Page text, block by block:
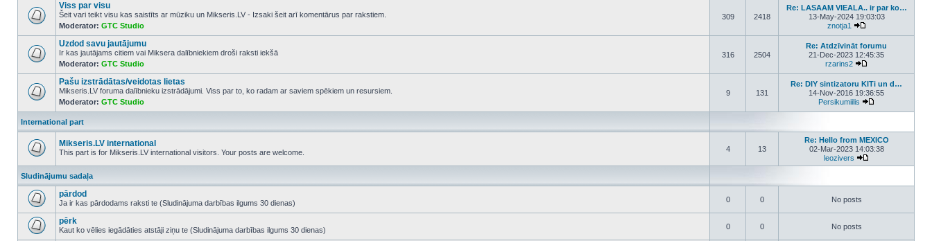
No
unread
posts
Viss par visu
Šeit vari teikt visu kas saistīts ar mūziku un Mikseris.LV - Izsaki šeit arī komentārus par rakstiem.
Moderator: GTC Studio
309 2418
Re: LASAAM VIEALA.. ir par ko…
13-May-2024 19:03:03
znotja1
No
unread
posts
Uzdod savu jautājumu
Ir kas jautājams citiem vai Miksera dalībniekiem droši raksti iekšā
Moderator: GTC Studio
316 2504
Re: Atdzīvināt forumu
21-Dec-2023 12:45:35
rzarins2
No
unread
posts
Pašu izstrādātas/veidotas lietas
Mikseris.LV foruma dalībnieku izstrādājumi. Viss par to, ko radam ar saviem spēkiem un resursiem.
Moderator: GTC Studio
9 131
Re: DIY sintizatoru KITi un d…
14-Nov-2016 19:36:55
Persikumiilis
International part
unread
posts
Mikseris.LV international
This part is for Mikseris.LV international visitors. Your posts are welcome. 4 13
Re: Hello from MEXICO
02-Mar-2023 14:03:38
leozivers
View the latest
Sludinājumu sadaļa
unread
posts
pārdod
Ja ir kas pārdodams raksti te (Sludinājuma darbības ilgums 30 dienas) 0 0 No posts
pērk
Kaut ko vēlies iegādāties atstāji ziņu te (Sludinājuma darbības ilgums 30 dienas) 0 0 No posts